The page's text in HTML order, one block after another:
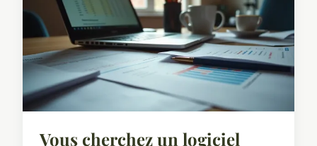
Vous cherchez un logiciel